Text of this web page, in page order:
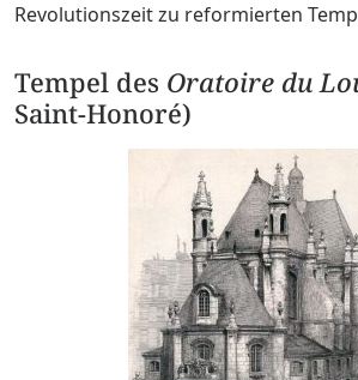
Revolutionszeit zu reformierten
Tempel des Oratoire du
Saint-Honoré)